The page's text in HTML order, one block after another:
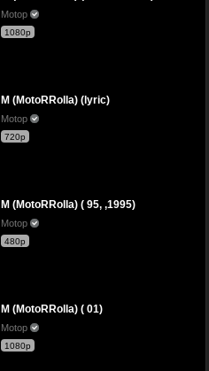
Motop
1080p
M (MotoRRolla) (lyric)
Motop
720p
M (MotoRRolla) ( 95, ,1995)
Motop
480p
M (MotoRRolla) ( 01)
Motop
1080p